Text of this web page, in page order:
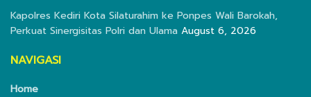
Kapolres Kediri Kota Silaturahim ke Ponpes Wali Barokah,
Perkuat Sinergisitas Polri dan Ulama August 6, 2026
NAVIGASI
Home